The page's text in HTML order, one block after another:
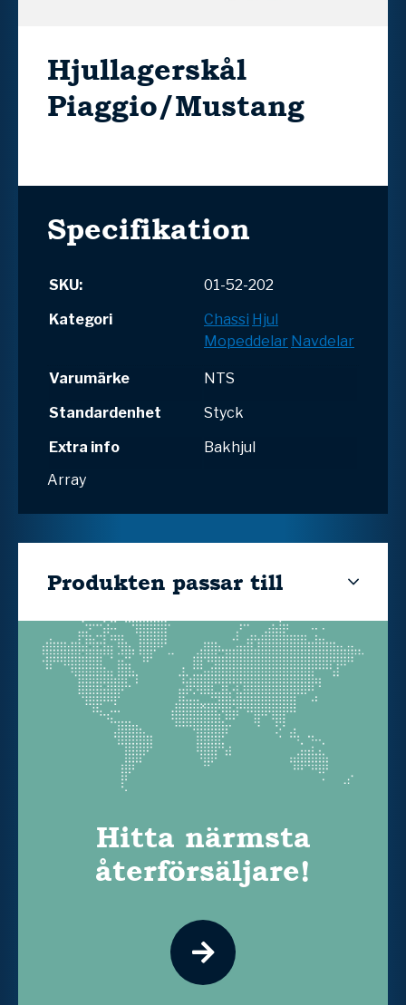
Hjullagerskål
Piaggio/Mustang
Specifikation
SKU:
01-52-202
Kategori
Chassi Hjul
Mopeddelar Navdelar
Varumärke
NTS
Standardenhet
Styck
Extra info
Bakhjul
Array
Produkten passar till
Hitta närmsta
återförsäljare!